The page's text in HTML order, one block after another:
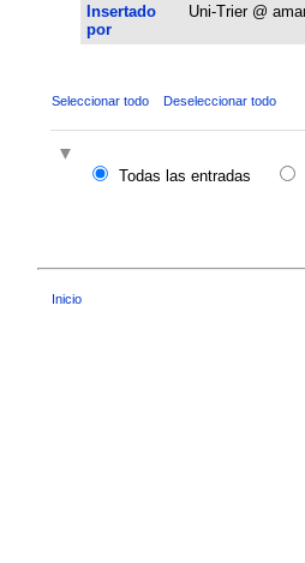
Insertado
por
Uni-Trier @
Seleccionar todo Deseleccionar todo
Todas las entradas
Inicio